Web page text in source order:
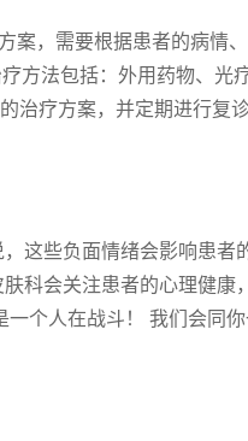
案，需要根据患者的病情
方法包括：外用药物、光
治疗方案，并定期进行复
这些负面情绪会影响患者
科会关注患者的心理健康
个人在战斗！ 我们会同你